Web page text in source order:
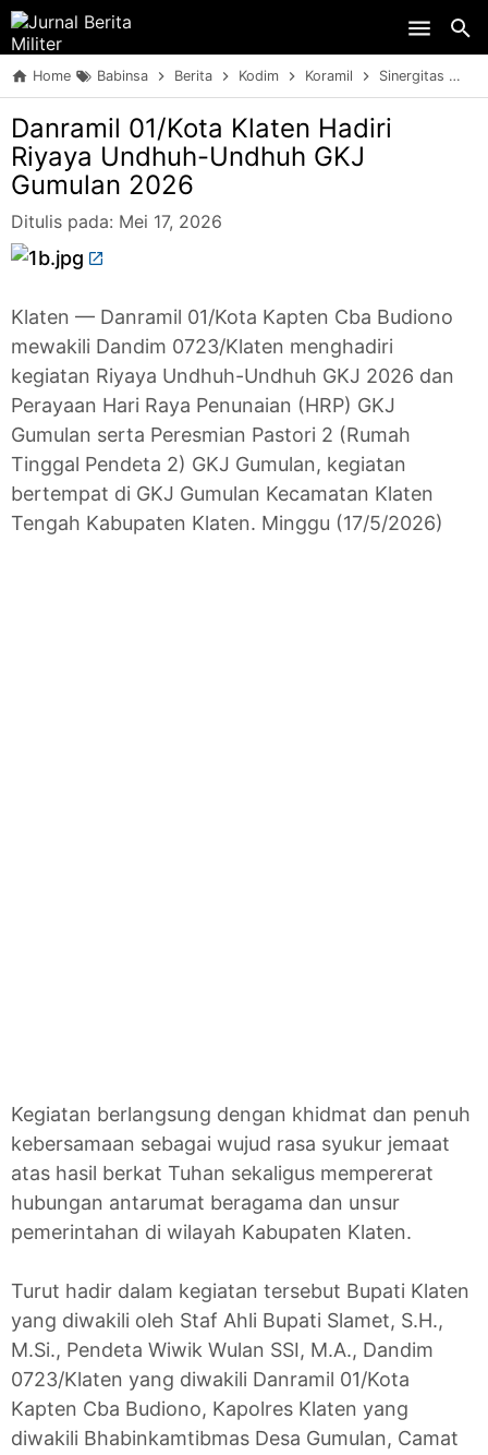
Home Babinsa Berita Kodim Koramil Sinergitas
Danramil 01/Kota Klaten Hadiri
Riyaya Undhuh-Undhuh GKJ
Gumulan 2026
Ditulis pada: Mei 17, 2026
Klaten — Danramil 01/Kota Kapten Cba Budiono
mewakili Dandim 0723/Klaten menghadiri
kegiatan Riyaya Undhuh-Undhuh GKJ 2026 dan
Perayaan Hari Raya Penunaian (HRP) GKJ
Gumulan serta Peresmian Pastori 2 (Rumah
Tinggal Pendeta 2) GKJ Gumulan, kegiatan
bertempat di GKJ Gumulan Kecamatan Klaten
Tengah Kabupaten Klaten. Minggu (17/5/2026)
Kegiatan berlangsung dengan khidmat dan penuh
kebersamaan sebagai wujud rasa syukur jemaat
atas hasil berkat Tuhan sekaligus mempererat
hubungan antarumat beragama dan unsur
pemerintahan di wilayah Kabupaten Klaten.
Turut hadir dalam kegiatan tersebut Bupati Klaten
yang diwakili oleh Staf Ahli Bupati Slamet, S.H.,
M.Si., Pendeta Wiwik Wulan SSI, M.A., Dandim
0723/Klaten yang diwakili Danramil 01/Kota
Kapten Cba Budiono, Kapolres Klaten yang
diwakili Bhabinkamtibmas Desa Gumulan, Camat